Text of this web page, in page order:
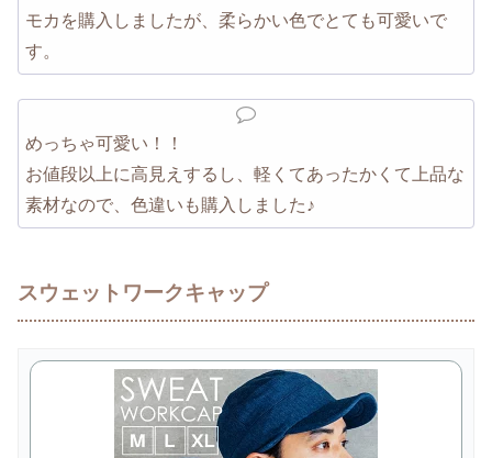
モカを購入しましたが、柔らかい色でとても可愛いで
す。
めっちゃ可愛い！！
お値段以上に高見えするし、軽くてあったかくて上品な
素材なので、色違いも購入しました♪
スウェットワークキャップ